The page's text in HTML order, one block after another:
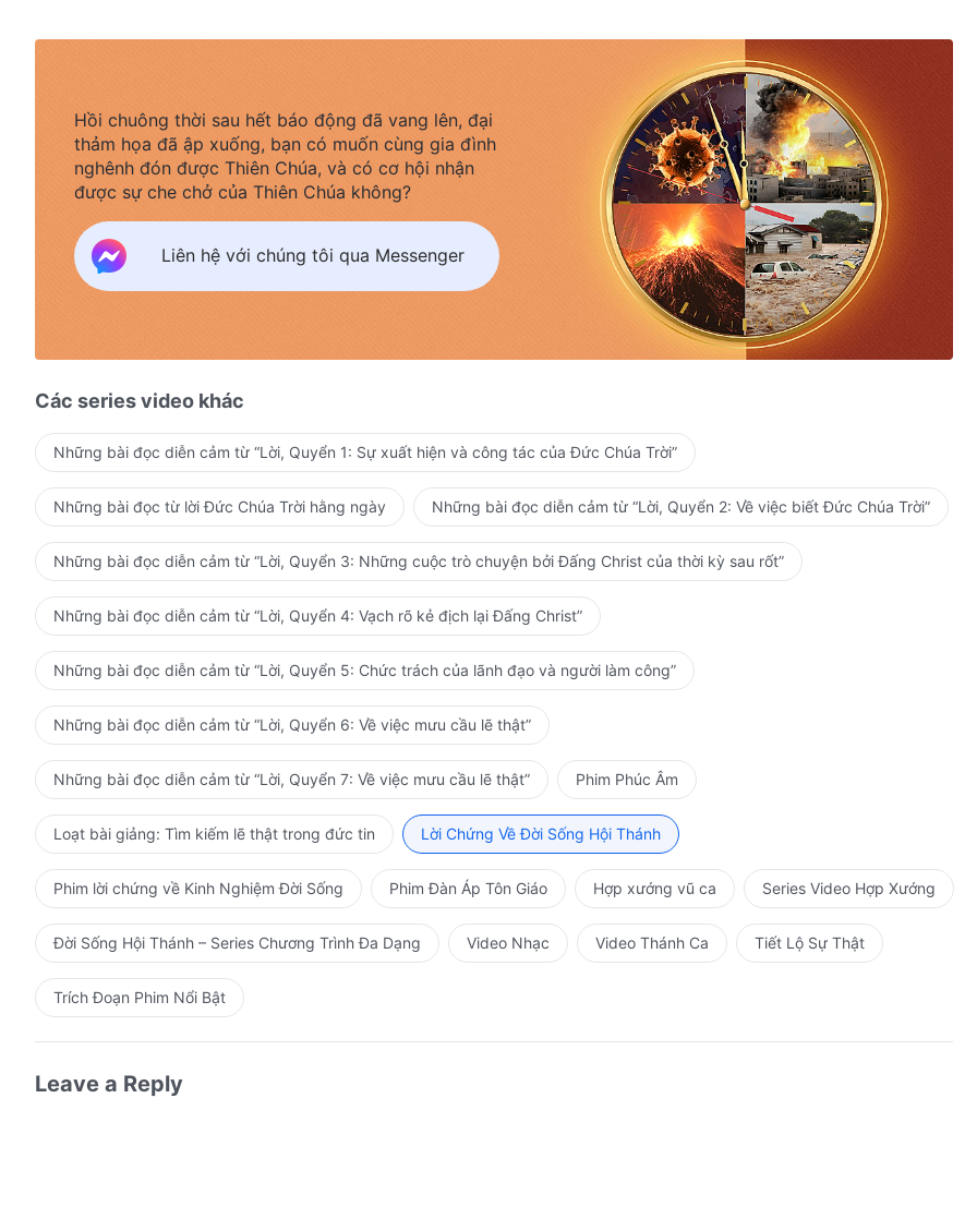
Hồi chuông thời sau hết báo động đã vang lên, đại
thảm họa đã ập xuống, bạn có muốn cùng gia đình
nghênh đón được Thiên Chúa, và có cơ hội nhận
được sự che chở của Thiên Chúa không?
Liên hệ với chúng tôi qua Messenger
Các series video khác
Những bài đọc diễn cảm từ “Lời, Quyển 1: Sự xuất hiện và công tác của Đức Chúa Trời”
Những bài đọc từ lời Đức Chúa Trời hằng ngày Những bài đọc diễn cảm từ “Lời, Quyển 2: Về việc biết Đức Chúa Trời”
Những bài đọc diễn cảm từ “Lời, Quyển 3: Những cuộc trò chuyện bởi Đấng Christ của thời kỳ sau rốt”
Những bài đọc diễn cảm từ “Lời, Quyển 4: Vạch rõ kẻ địch lại Đấng Christ”
Những bài đọc diễn cảm từ “Lời, Quyển 5: Chức trách của lãnh đạo và người làm công”
Những bài đọc diễn cảm từ “Lời, Quyển 6: Về việc mưu cầu lẽ thật”
Những bài đọc diễn cảm từ “Lời, Quyển 7: Về việc mưu cầu lẽ thật” Phim Phúc Âm
Loạt bài giảng: Tìm kiếm lẽ thật trong đức tin Lời Chứng Về Đời Sống Hội Thánh
Phim lời chứng về Kinh Nghiệm Đời Sống Phim Đàn Áp Tôn Giáo Hợp xướng vũ ca Series Video Hợp Xướng
Đời Sống Hội Thánh – Series Chương Trình Đa Dạng Video Nhạc Video Thánh Ca Tiết Lộ Sự Thật
Trích Đoạn Phim Nổi Bật
Leave a Reply